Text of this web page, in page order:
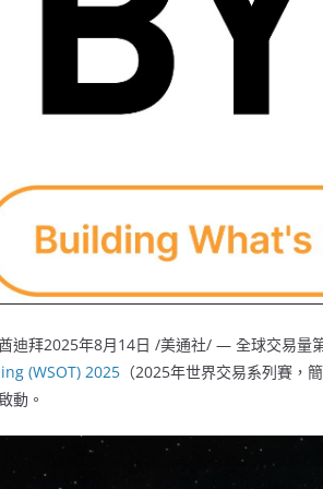
迪拜2025年8月14日 /美通社/ — 全球交易量
(WSOT) 2025 （2025年世界交易系列賽，
動。